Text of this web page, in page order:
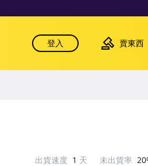
登入 賣東西
出貨速度 1 天 未出貨率